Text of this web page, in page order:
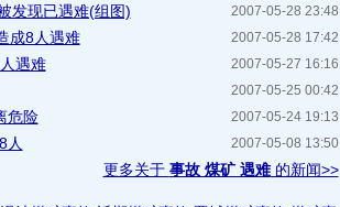
2007-05-28 23:48
发现已遇难(组图)
2007-05-28 17:42
成8人遇难
2007-05-27 16:16
遇难
2007-05-25 00:42
2007-05-24 19:13
危险
2007-05-08 13:50
人
更多关于 事故 煤矿 遇难的新闻>>